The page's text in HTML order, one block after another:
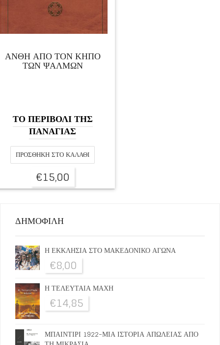
ΑΝΘΗ ΑΠΟ ΤΟΝ ΚΗΠΟ
ΤΩΝ ΨΑΛΜΩΝ
ΤΟ ΠΕΡΙΒΟΛΙ ΤΗΣ
ΠΑΝΑΓΙΑΣ
ΠΡΟΣΘΉΚΗ ΣΤΟ ΚΑΛΆΘΙ
€15,00
ΔΗΜΟΦΙΛΗ
Η ΕΚΚΛΗΣΙΑ ΣΤΟ ΜΑΚΕΔΟΝΙΚΟ ΑΓΩΝΑ
€8,00
Η ΤΕΛΕΥΤΑΙΑ ΜΑΧΗ
€14,85
ΜΠΑΙΝΤΙΡΙ 1922-ΜΙΑ ΙΣΤΟΡΙΑ ΑΠΩΛΕΙΑΣ ΑΠΟ